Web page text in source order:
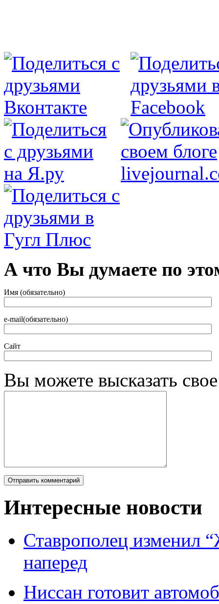
А что Вы думаете по
Имя (обязательно)
e-mail(обязательно)
Сайт
Вы можете высказать
Интересные новости
Ставрополец изменил
наперед
Ниссан готовит